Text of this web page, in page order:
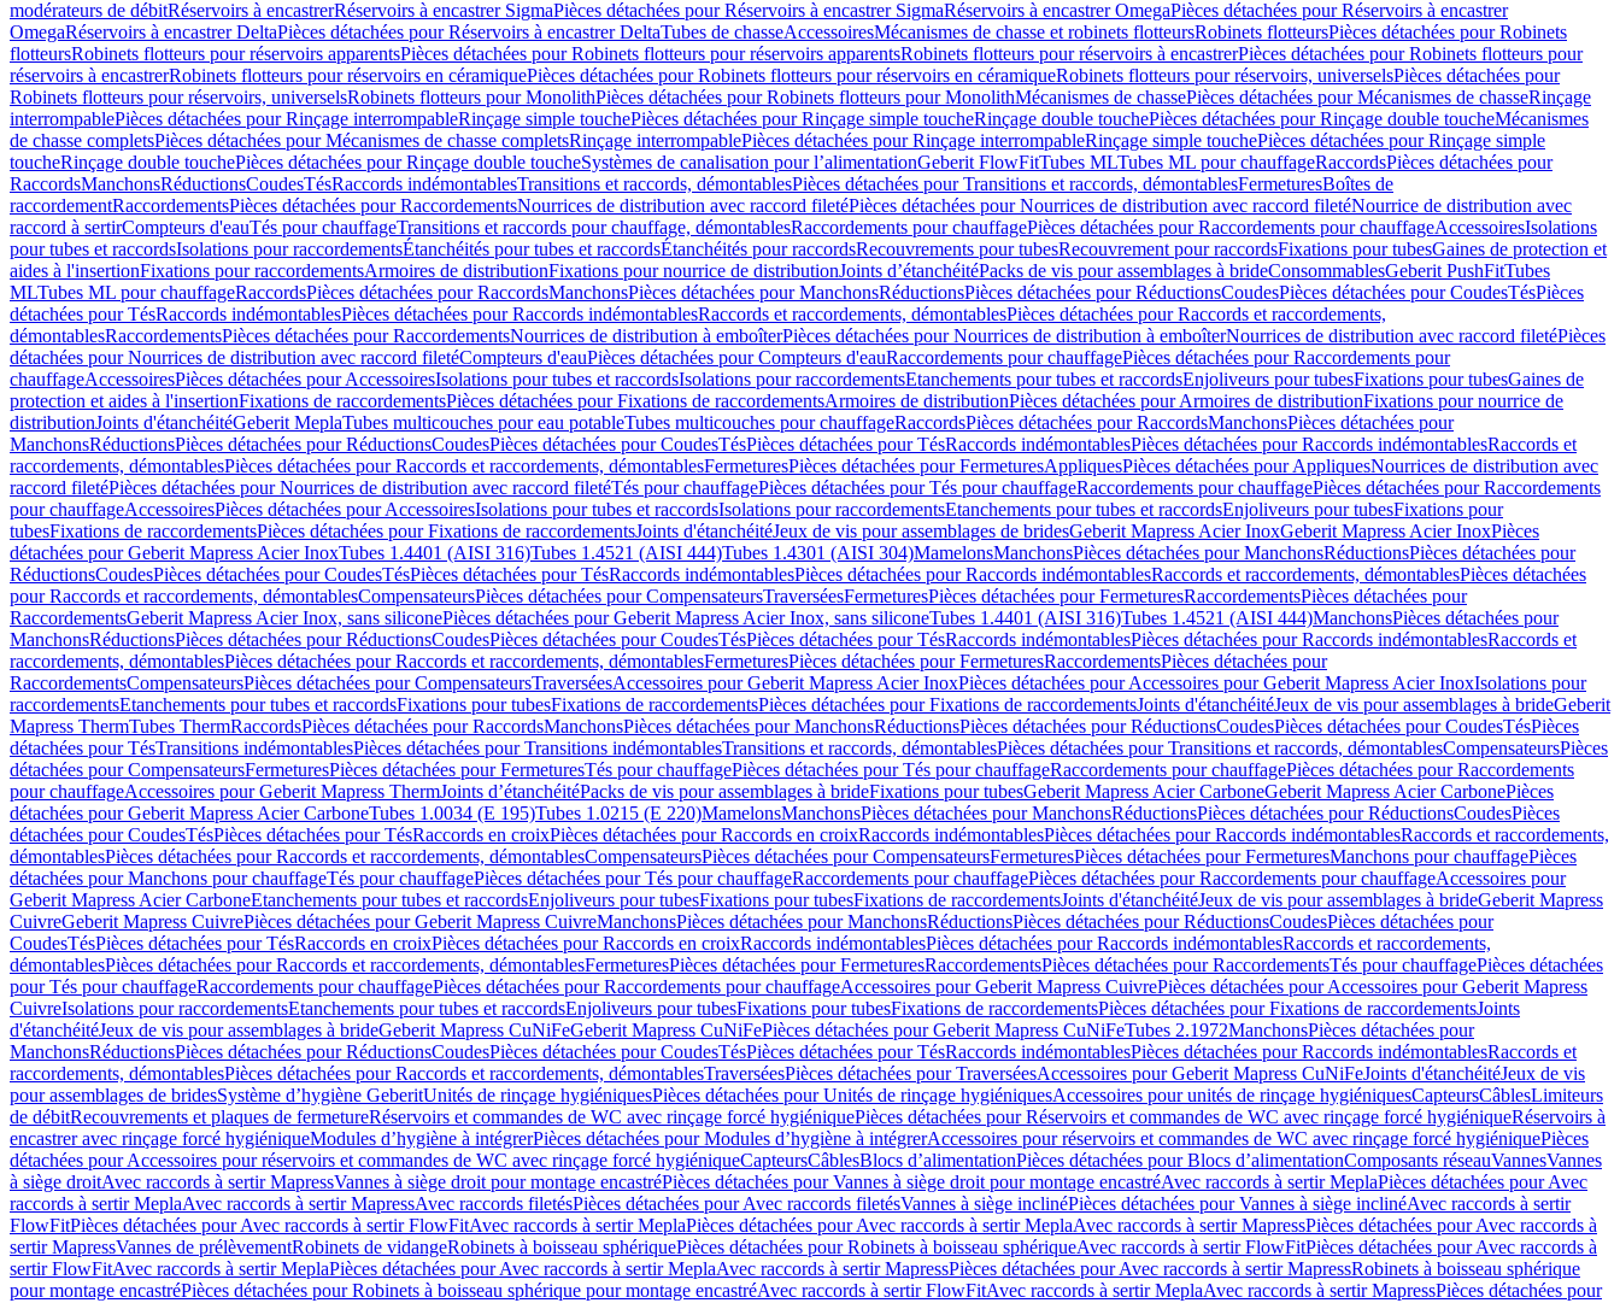
modérateurs de débitRéservoirs à encastrerRéservoirs à encastrer SigmaPièces détachées pour Réservoirs à encastrer SigmaRéservoirs à encastrer OmegaPièces détachées pour Réservoirs à encastrer
OmegaRéservoirs à encastrer DeltaPièces détachées pour Réservoirs à encastrer DeltaTubes de chasseAccessoiresMécanismes de chasse et robinets flotteursRobinets flotteursPièces détachées pour Robinets
flotteursRobinets flotteurs pour réservoirs apparentsPièces détachées pour Robinets flotteurs pour réservoirs apparentsRobinets flotteurs pour réservoirs à encastrerPièces détachées pour Robinets flotteurs pour
réservoirs à encastrerRobinets flotteurs pour réservoirs en céramiquePièces détachées pour Robinets flotteurs pour réservoirs en céramiqueRobinets flotteurs pour réservoirs, universelsPièces détachées pour
Robinets flotteurs pour réservoirs, universelsRobinets flotteurs pour MonolithPièces détachées pour Robinets flotteurs pour MonolithMécanismes de chassePièces détachées pour Mécanismes de chasseRinçage
interrompablePièces détachées pour Rinçage interrompableRinçage simple touchePièces détachées pour Rinçage simple toucheRinçage double touchePièces détachées pour Rinçage double toucheMécanismes
de chasse completsPièces détachées pour Mécanismes de chasse completsRinçage interrompablePièces détachées pour Rinçage interrompableRinçage simple touchePièces détachées pour Rinçage simple
toucheRinçage double touchePièces détachées pour Rinçage double toucheSystèmes de canalisation pour l’alimentationGeberit FlowFitTubes MLTubes ML pour chauffageRaccordsPièces détachées pour
RaccordsManchonsRéductionsCoudesTésRaccords indémontablesTransitions et raccords, démontablesPièces détachées pour Transitions et raccords, démontablesFermeturesBoîtes de
raccordementRaccordementsPièces détachées pour RaccordementsNourrices de distribution avec raccord filetéPièces détachées pour Nourrices de distribution avec raccord filetéNourrice de distribution avec
raccord à sertirCompteurs d'eauTés pour chauffageTransitions et raccords pour chauffage, démontablesRaccordements pour chauffagePièces détachées pour Raccordements pour chauffageAccessoiresIsolations
pour tubes et raccordsIsolations pour raccordementsÉtanchéités pour tubes et raccordsÉtanchéités pour raccordsRecouvrements pour tubesRecouvrement pour raccordsFixations pour tubesGaines de protection et
aides à l'insertionFixations pour raccordementsArmoires de distributionFixations pour nourrice de distributionJoints d’étanchéitéPacks de vis pour assemblages à brideConsommablesGeberit PushFitTubes
MLTubes ML pour chauffageRaccordsPièces détachées pour RaccordsManchonsPièces détachées pour ManchonsRéductionsPièces détachées pour RéductionsCoudesPièces détachées pour CoudesTésPièces
détachées pour TésRaccords indémontablesPièces détachées pour Raccords indémontablesRaccords et raccordements, démontablesPièces détachées pour Raccords et raccordements,
démontablesRaccordementsPièces détachées pour RaccordementsNourrices de distribution à emboîterPièces détachées pour Nourrices de distribution à emboîterNourrices de distribution avec raccord filetéPièces
détachées pour Nourrices de distribution avec raccord filetéCompteurs d'eauPièces détachées pour Compteurs d'eauRaccordements pour chauffagePièces détachées pour Raccordements pour
chauffageAccessoiresPièces détachées pour AccessoiresIsolations pour tubes et raccordsIsolations pour raccordementsEtanchements pour tubes et raccordsEnjoliveurs pour tubesFixations pour tubesGaines de
protection et aides à l'insertionFixations de raccordementsPièces détachées pour Fixations de raccordementsArmoires de distributionPièces détachées pour Armoires de distributionFixations pour nourrice de
distributionJoints d'étanchéitéGeberit MeplaTubes multicouches pour eau potableTubes multicouches pour chauffageRaccordsPièces détachées pour RaccordsManchonsPièces détachées pour
ManchonsRéductionsPièces détachées pour RéductionsCoudesPièces détachées pour CoudesTésPièces détachées pour TésRaccords indémontablesPièces détachées pour Raccords indémontablesRaccords et
raccordements, démontablesPièces détachées pour Raccords et raccordements, démontablesFermeturesPièces détachées pour FermeturesAppliquesPièces détachées pour AppliquesNourrices de distribution avec
raccord filetéPièces détachées pour Nourrices de distribution avec raccord filetéTés pour chauffagePièces détachées pour Tés pour chauffageRaccordements pour chauffagePièces détachées pour Raccordements
pour chauffageAccessoiresPièces détachées pour AccessoiresIsolations pour tubes et raccordsIsolations pour raccordementsEtanchements pour tubes et raccordsEnjoliveurs pour tubesFixations pour
tubesFixations de raccordementsPièces détachées pour Fixations de raccordementsJoints d'étanchéitéJeux de vis pour assemblages de bridesGeberit Mapress Acier InoxGeberit Mapress Acier InoxPièces
détachées pour Geberit Mapress Acier InoxTubes 1.4401 (AISI 316)Tubes 1.4521 (AISI 444)Tubes 1.4301 (AISI 304)MamelonsManchonsPièces détachées pour ManchonsRéductionsPièces détachées pour
RéductionsCoudesPièces détachées pour CoudesTésPièces détachées pour TésRaccords indémontablesPièces détachées pour Raccords indémontablesRaccords et raccordements, démontablesPièces détachées
pour Raccords et raccordements, démontablesCompensateursPièces détachées pour CompensateursTraverséesFermeturesPièces détachées pour FermeturesRaccordementsPièces détachées pour
RaccordementsGeberit Mapress Acier Inox, sans siliconePièces détachées pour Geberit Mapress Acier Inox, sans siliconeTubes 1.4401 (AISI 316)Tubes 1.4521 (AISI 444)ManchonsPièces détachées pour
ManchonsRéductionsPièces détachées pour RéductionsCoudesPièces détachées pour CoudesTésPièces détachées pour TésRaccords indémontablesPièces détachées pour Raccords indémontablesRaccords et
raccordements, démontablesPièces détachées pour Raccords et raccordements, démontablesFermeturesPièces détachées pour FermeturesRaccordementsPièces détachées pour
RaccordementsCompensateursPièces détachées pour CompensateursTraverséesAccessoires pour Geberit Mapress Acier InoxPièces détachées pour Accessoires pour Geberit Mapress Acier InoxIsolations pour
raccordementsEtanchements pour tubes et raccordsFixations pour tubesFixations de raccordementsPièces détachées pour Fixations de raccordementsJoints d'étanchéitéJeux de vis pour assemblages à brideGeberit
Mapress ThermTubes ThermRaccordsPièces détachées pour RaccordsManchonsPièces détachées pour ManchonsRéductionsPièces détachées pour RéductionsCoudesPièces détachées pour CoudesTésPièces
détachées pour TésTransitions indémontablesPièces détachées pour Transitions indémontablesTransitions et raccords, démontablesPièces détachées pour Transitions et raccords, démontablesCompensateursPièces
détachées pour CompensateursFermeturesPièces détachées pour FermeturesTés pour chauffagePièces détachées pour Tés pour chauffageRaccordements pour chauffagePièces détachées pour Raccordements
pour chauffageAccessoires pour Geberit Mapress ThermJoints d’étanchéitéPacks de vis pour assemblages à brideFixations pour tubesGeberit Mapress Acier CarboneGeberit Mapress Acier CarbonePièces
détachées pour Geberit Mapress Acier CarboneTubes 1.0034 (E 195)Tubes 1.0215 (E 220)MamelonsManchonsPièces détachées pour ManchonsRéductionsPièces détachées pour RéductionsCoudesPièces
détachées pour CoudesTésPièces détachées pour TésRaccords en croixPièces détachées pour Raccords en croixRaccords indémontablesPièces détachées pour Raccords indémontablesRaccords et raccordements,
démontablesPièces détachées pour Raccords et raccordements, démontablesCompensateursPièces détachées pour CompensateursFermeturesPièces détachées pour FermeturesManchons pour chauffagePièces
détachées pour Manchons pour chauffageTés pour chauffagePièces détachées pour Tés pour chauffageRaccordements pour chauffagePièces détachées pour Raccordements pour chauffageAccessoires pour
Geberit Mapress Acier CarboneEtanchements pour tubes et raccordsEnjoliveurs pour tubesFixations pour tubesFixations de raccordementsJoints d'étanchéitéJeux de vis pour assemblages à brideGeberit Mapress
CuivreGeberit Mapress CuivrePièces détachées pour Geberit Mapress CuivreManchonsPièces détachées pour ManchonsRéductionsPièces détachées pour RéductionsCoudesPièces détachées pour
CoudesTésPièces détachées pour TésRaccords en croixPièces détachées pour Raccords en croixRaccords indémontablesPièces détachées pour Raccords indémontablesRaccords et raccordements,
démontablesPièces détachées pour Raccords et raccordements, démontablesFermeturesPièces détachées pour FermeturesRaccordementsPièces détachées pour RaccordementsTés pour chauffagePièces détachées
pour Tés pour chauffageRaccordements pour chauffagePièces détachées pour Raccordements pour chauffageAccessoires pour Geberit Mapress CuivrePièces détachées pour Accessoires pour Geberit Mapress
CuivreIsolations pour raccordementsEtanchements pour tubes et raccordsEnjoliveurs pour tubesFixations pour tubesFixations de raccordementsPièces détachées pour Fixations de raccordementsJoints
d'étanchéitéJeux de vis pour assemblages à brideGeberit Mapress CuNiFeGeberit Mapress CuNiFePièces détachées pour Geberit Mapress CuNiFeTubes 2.1972ManchonsPièces détachées pour
ManchonsRéductionsPièces détachées pour RéductionsCoudesPièces détachées pour CoudesTésPièces détachées pour TésRaccords indémontablesPièces détachées pour Raccords indémontablesRaccords et
raccordements, démontablesPièces détachées pour Raccords et raccordements, démontablesTraverséesPièces détachées pour TraverséesAccessoires pour Geberit Mapress CuNiFeJoints d'étanchéitéJeux de vis
pour assemblages de bridesSystème d’hygiène GeberitUnités de rinçage hygiéniquesPièces détachées pour Unités de rinçage hygiéniquesAccessoires pour unités de rinçage hygiéniquesCapteursCâblesLimiteurs
de débitRecouvrements et plaques de fermetureRéservoirs et commandes de WC avec rinçage forcé hygiéniquePièces détachées pour Réservoirs et commandes de WC avec rinçage forcé hygiéniqueRéservoirs à
encastrer avec rinçage forcé hygiéniqueModules d’hygiène à intégrerPièces détachées pour Modules d’hygiène à intégrerAccessoires pour réservoirs et commandes de WC avec rinçage forcé hygiéniquePièces
détachées pour Accessoires pour réservoirs et commandes de WC avec rinçage forcé hygiéniqueCapteursCâblesBlocs d’alimentationPièces détachées pour Blocs d’alimentationComposants réseauVannesVannes
à siège droitAvec raccords à sertir MapressVannes à siège droit pour montage encastréPièces détachées pour Vannes à siège droit pour montage encastréAvec raccords à sertir MeplaPièces détachées pour Avec
raccords à sertir MeplaAvec raccords à sertir MapressAvec raccords filetésPièces détachées pour Avec raccords filetésVannes à siège inclinéPièces détachées pour Vannes à siège inclinéAvec raccords à sertir
FlowFitPièces détachées pour Avec raccords à sertir FlowFitAvec raccords à sertir MeplaPièces détachées pour Avec raccords à sertir MeplaAvec raccords à sertir MapressPièces détachées pour Avec raccords à
sertir MapressVannes de prélèvementRobinets de vidangeRobinets à boisseau sphériquePièces détachées pour Robinets à boisseau sphériqueAvec raccords à sertir FlowFitPièces détachées pour Avec raccords à
sertir FlowFitAvec raccords à sertir MeplaPièces détachées pour Avec raccords à sertir MeplaAvec raccords à sertir MapressPièces détachées pour Avec raccords à sertir MapressRobinets à boisseau sphérique
pour montage encastréPièces détachées pour Robinets à boisseau sphérique pour montage encastréAvec raccords à sertir FlowFitAvec raccords à sertir MeplaAvec raccords à sertir MapressPièces détachées pour